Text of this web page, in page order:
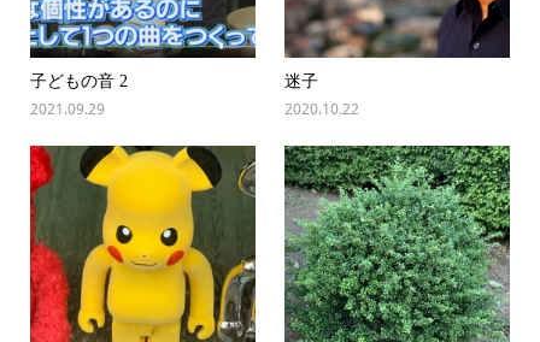
子どもの音 2
2021.09.29
迷子
2020.10.22